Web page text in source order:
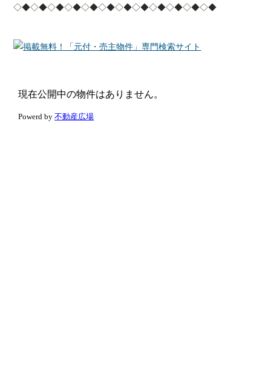
◇◆◇◆◇◆◇◆◇◆◇◆◇◆◇◆◇◆◇◆◇◆◇◆